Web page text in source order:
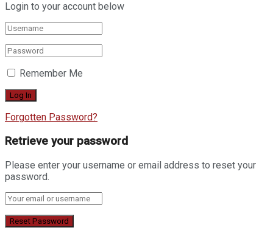
Login to your account below
Remember Me
Forgotten Password?
Retrieve your password
Please enter your username or email address to reset your
password.